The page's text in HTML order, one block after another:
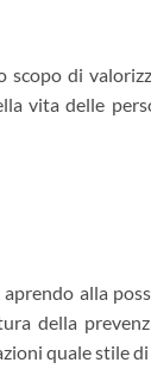
di
vita delle
alla
della
quale stile